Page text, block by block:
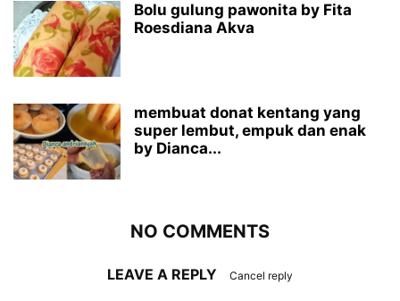
Bolu gulung pawonita by Fita
Roesdiana Akva
membuat donat kentang yang
super lembut, empuk dan enak
by Dianca...
NO COMMENTS
LEAVE A REPLY Cancel reply